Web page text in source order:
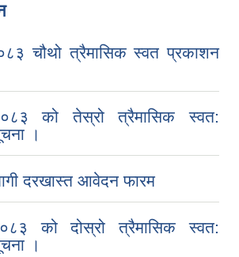
चौथो त्रैमासिक स्वत प्रकाशन
को तेस्रो त्रैमासिक स्वत:
।
दरखास्त आवेदन फारम
को दोस्रो त्रैमासिक स्वत:
।